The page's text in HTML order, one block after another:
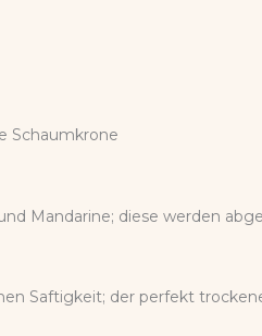
Schaumkrone
Mandarine; diese werden
Saftigkeit; der perfekt